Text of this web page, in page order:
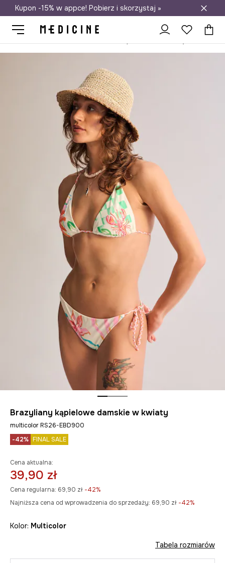
Darmowa dostawa do salonów
Kupon -15% w appce! Pobierz i skorzystaj »
Brazyliany kąpielowe damskie w kwiaty
multicolor RS26-EBD900
-42% FINAL SALE
Cena aktualna:
39,90 zł
Cena regularna: 69,90 zł -42%
Najniższa cena od wprowadzenia do sprzedaży: 69,90 zł -42%
Kolor: multicolor
Tabela rozmiarów